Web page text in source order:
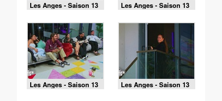
Les Anges - Saison 13
Episode 40 du 29 mai
2026
Les Anges - Saison 13
Episode 39 du 28 mai
2026
Les Anges - Saison 13
Episode 38 du 27 mai
Les Anges - Saison 13
Episode 37 du 26 mai